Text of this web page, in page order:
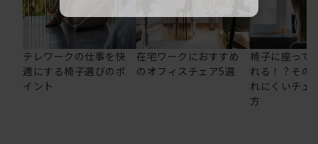
テレワークの仕事を快
適にする椅子選びのポ
イント
在宅ワークにおすすめ
のオフィスチェア5選
椅子に座って
れる！？その
れにくいチェ
方